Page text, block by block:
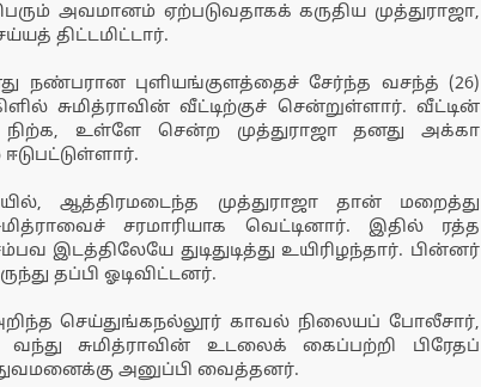
அவமானம் ஏற்படுவதாகக் கருதிய முத்துராஜா,
திட்டமிட்டார்.
நண்பரான புளியங்குளத்தைச் சேர்ந்த வசந்த் (26)
சுமித்ராவின் வீட்டிற்குச் சென்றுள்ளார். வீட்டின்
நிற்க, உள்ளே சென்ற முத்துராஜா தனது அக்கா
ஆத்திரமடைந்த முத்துராஜா தான் மறைத்து
சரமாரியாக வெட்டினார். இதில் ரத்த
இடத்திலேயே துடிதுடித்து உயிரிழந்தார். பின்னர்
தப்பி ஓடிவிட்டனர்.
செய்துங்கநல்லூர் காவல் நிலையப் போலீசார்,
சுமித்ராவின் உடலைக் கைப்பற்றி பிரேதப்
அனுப்பி வைத்தனர்.